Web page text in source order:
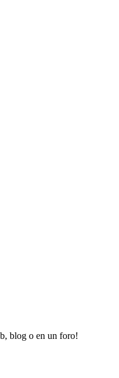
blog o en un foro!